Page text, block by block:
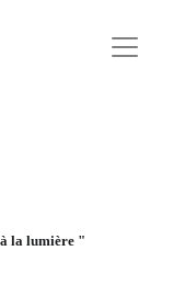
la lumière "